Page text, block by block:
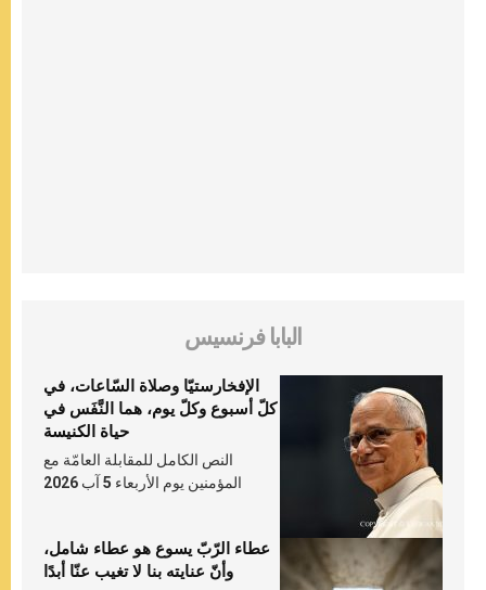
البابا فرنسيس
الإفخارستيّا وصلاة السّاعات، في
كلّ أسبوع وكلّ يوم، هما النَّفَس في
حياة الكنيسة
النص الكامل للمقابلة العامّة مع
المؤمنين يوم الأربعاء 5 آب 2026
عطاء الرّبّ يسوع هو عطاء شامل،
وأنّ عنايته بنا لا تغيب عنّا أبدًا